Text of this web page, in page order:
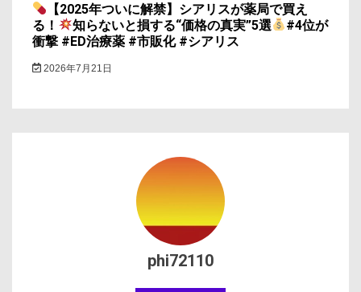
【2025年ついに解禁】シアリスが薬局で買え
る！
知らないと損する“価格の真実”5選
#4位が
衝撃 #ED治療薬 #市販化 #シアリス
2026年7月21日
phi72110